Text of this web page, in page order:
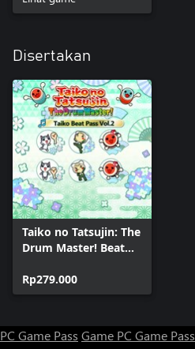
Disertakan
Taiko no Tatsujin: The
Drum Master! Beat
Rp279.000
PC Game Pass Game PC Game Pass